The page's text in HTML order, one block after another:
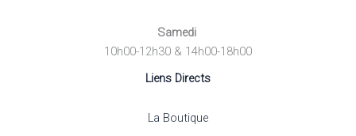
Samedi
10h00-12h30 & 14h00-18h00
Liens Directs
La Boutique